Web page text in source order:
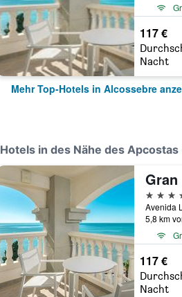
117 €
Nacht
Mehr Top-Hotels in Alcossebre
Hotels in des Nähe des
Gran
4
5,8 km
117 €
Nacht